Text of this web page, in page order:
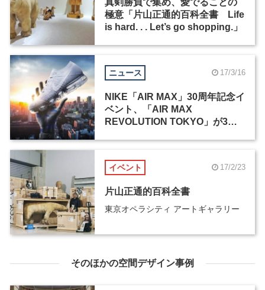
極意「片山正通的百科全書 Life
is hard. . . Let’s go shopping.」
ニュース 17/3/16
NIKE「AIR MAX」30周年記念イ
ベント、「AIR MAX
REVOLUTION TOKYO」が3月
イベント 17/2/23
片山正通的百科全書
東京オペラシティ アートギャラリー
そのほかの空間デザイン事例